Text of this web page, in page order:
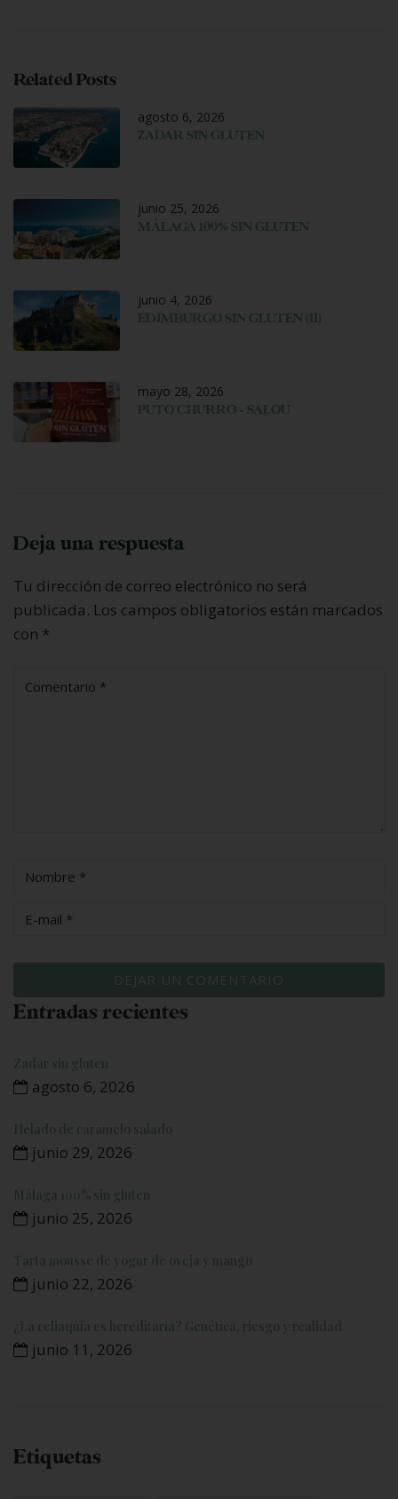
Related Posts
agosto 6, 2026
ZADAR SIN GLUTEN
junio 25, 2026
MÁLAGA 100% SIN GLUTEN
junio 4, 2026
EDIMBURGO SIN GLUTEN (II)
mayo 28, 2026
PUTO CHURRO – SALOU
Deja una respuesta
Tu dirección de correo electrónico no será
publicada. Los campos obligatorios están marcados
con *
Entradas recientes
Zadar sin gluten
agosto 6, 2026
Helado de caramelo salado
junio 29, 2026
Málaga 100% sin gluten
junio 25, 2026
Tarta mousse de yogur de oveja y mango
junio 22, 2026
¿La celiaquía es hereditaria? Genética, riesgo y realidad
junio 11, 2026
Etiquetas